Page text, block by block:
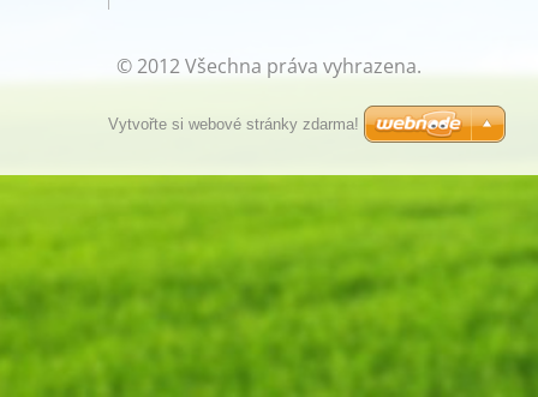
© 2012 Všechna práva vyhrazena.
Vytvořte si webové stránky zdarma!